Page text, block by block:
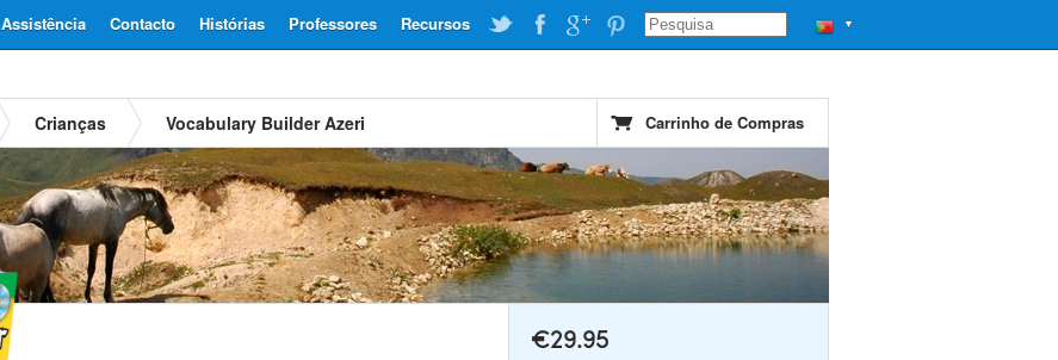
▼
Recursos
Professores
Histórias
Contacto
Assistência
Crianças Vocabulary Builder Azeri Carrinho de Compras
€29.95